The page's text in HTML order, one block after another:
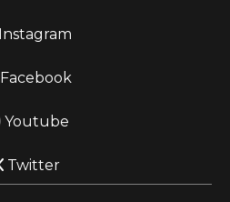
Youtube
Twitter